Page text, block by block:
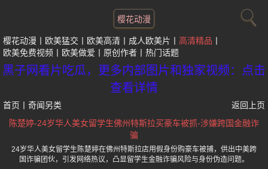
樱花动漫
樱花动漫 欧美猛交 欧美高清 成人欧美片
高清精品
欧美免费视频
欧美做爱 原创作者 热门话题
黑子网看片吃瓜，更多内部图片和独家视频：点击
查看详情
首页 奇闻另类
返回上页
陈楚婷-24岁华人美女留学生佛州特斯拉买豪车被抓-涉嫌跨国金融诈
骗
24岁华人美女留学生陈楚婷在佛州特斯拉店用假身份购豪车被捕，供出中美跨
国诈骗团伙，引发网络热议，凸显留学生金融诈骗风险与身份伪造问题。